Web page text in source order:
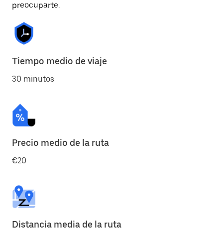
preocuparte.
Tiempo medio de viaje
30 minutos
Precio medio de la ruta
€20
Distancia media de la ruta